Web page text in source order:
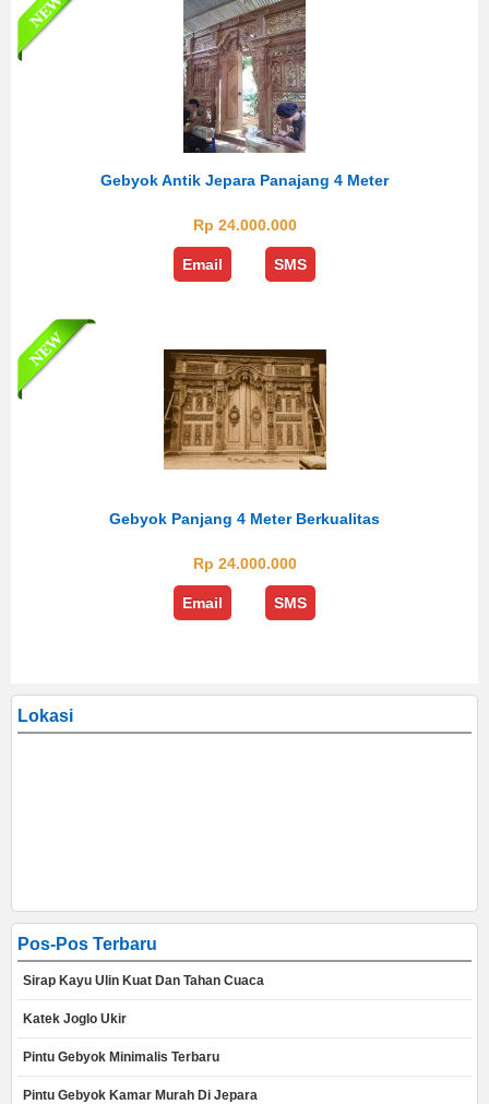
Gebyok Antik Jepara Panajang 4 Meter
Rp 24.000.000
Email SMS
Gebyok Panjang 4 Meter Berkualitas
Rp 24.000.000
Email SMS
Lokasi
Pos-Pos Terbaru
Sirap Kayu Ulin Kuat Dan Tahan Cuaca
Katek Joglo Ukir
Pintu Gebyok Minimalis Terbaru
Pintu Gebyok Kamar Murah Di Jepara